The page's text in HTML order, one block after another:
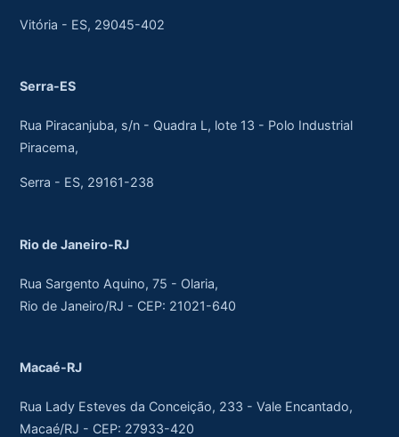
Vitória - ES, 29045-402
Serra-ES
Rua Piracanjuba, s/n - Quadra L, lote 13 - Polo Industrial
Piracema,
Serra - ES, 29161-238
Rio de Janeiro-RJ
Rua Sargento Aquino, 75 - Olaria,
Rio de Janeiro/RJ - CEP: 21021-640
Macaé-RJ
Rua Lady Esteves da Conceição, 233 - Vale Encantado,
Macaé/RJ - CEP: 27933-420